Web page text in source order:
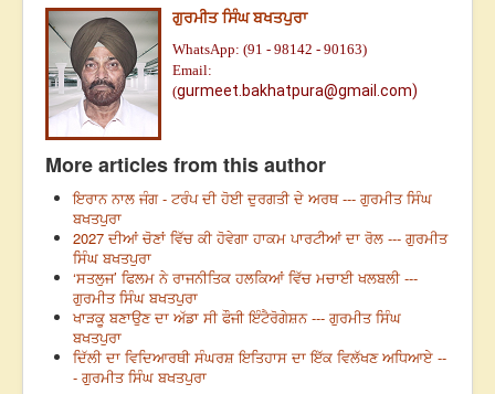
ਗੁਰਮੀਤ ਸਿੰਘ ਬਖਤਪੁਰਾ
WhatsApp: (91 - 98142 - 90163)
Email:
(gurmeet.bakhatpura@gmail.com)
More articles from this author
ਇਰਾਨ ਨਾਲ ਜੰਗ - ਟਰੰਪ ਦੀ ਹੋਈ ਦੁਰਗਤੀ ਦੇ ਅਰਥ --- ਗੁਰਮੀਤ ਸਿੰਘ
ਬਖਤਪੁਰਾ
2027 ਦੀਆਂ ਚੋਣਾਂ ਵਿੱਚ ਕੀ ਹੋਵੇਗਾ ਹਾਕਮ ਪਾਰਟੀਆਂ ਦਾ ਰੋਲ --- ਗੁਰਮੀਤ
ਸਿੰਘ ਬਖਤਪੁਰਾ
‘ਸਤਲੁਜ’ ਫਿਲਮ ਨੇ ਰਾਜਨੀਤਿਕ ਹਲਕਿਆਂ ਵਿੱਚ ਮਚਾਈ ਖਲਬਲੀ ---
ਗੁਰਮੀਤ ਸਿੰਘ ਬਖਤਪੁਰਾ
ਖਾੜਕੂ ਬਣਾਉਣ ਦਾ ਅੱਡਾ ਸੀ ਫੌਜੀ ਇੰਟੈਰੋਗੇਸ਼ਨ --- ਗੁਰਮੀਤ ਸਿੰਘ
ਬਖਤਪੁਰਾ
ਦਿੱਲੀ ਦਾ ਵਿਦਿਆਰਥੀ ਸੰਘਰਸ਼ ਇਤਿਹਾਸ ਦਾ ਇੱਕ ਵਿਲੱਖਣ ਅਧਿਆਏ --
- ਗੁਰਮੀਤ ਸਿੰਘ ਬਖਤਪੁਰਾ